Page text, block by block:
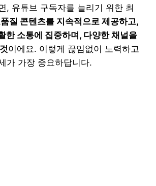
, 유튜브 구독자를 늘리기 위한 최
질 콘텐츠를 지속적으로 제공하고,
한 소통에 집중하며, 다양한 채널을
이에요. 이렇게 끊임없이 노력하고
가 가장 중요하답니다.